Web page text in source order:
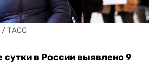
/ ТАСС
сутки в России выявлено 9